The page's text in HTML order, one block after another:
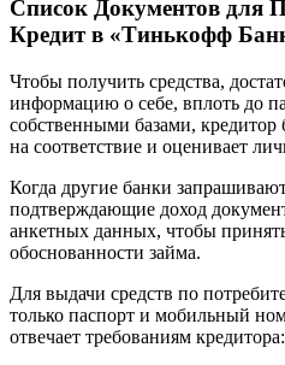
Список Документов для
Кредит в «Тинькофф
Чтобы получить средства,
информацию о себе, вплоть до
собственными базами, кредитор
на соответствие и оценивает
Когда другие банки
подтверждающие доход
анкетных данных, чтобы
обоснованности займа.
Для выдачи средств по
только паспорт и мобильный
отвечает требованиям кредитора: